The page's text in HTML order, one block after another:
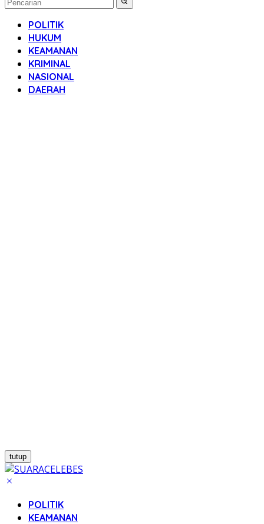
POLITIK
HUKUM
KEAMANAN
KRIMINAL
NASIONAL
DAERAH
tutup
POLITIK
KEAMANAN